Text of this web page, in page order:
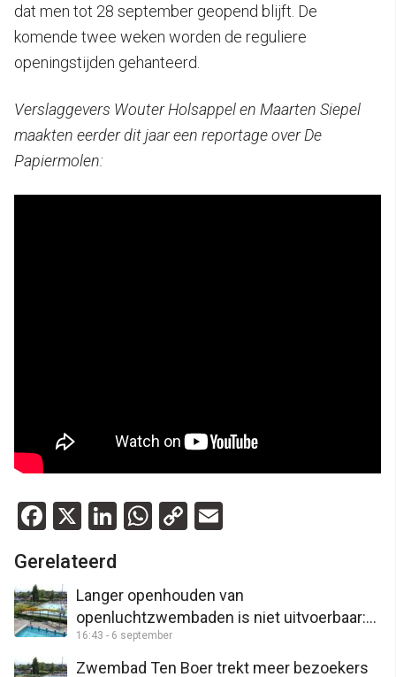
dat men tot 28 september geopend blijft. De
komende twee weken worden de reguliere
openingstijden gehanteerd.
Verslaggevers Wouter Holsappel en Maarten Siepel
maakten eerder dit jaar een reportage over De
Papiermolen:
Facebook
X LinkedIn
WhatsApp
Copy
Gerelateerd
Langer openhouden van
openluchtzwembaden is niet uitvoerbaar:
“Te weinig personeel”
16:43 - 6 september
Zwembad Ten Boer trekt meer bezoekers